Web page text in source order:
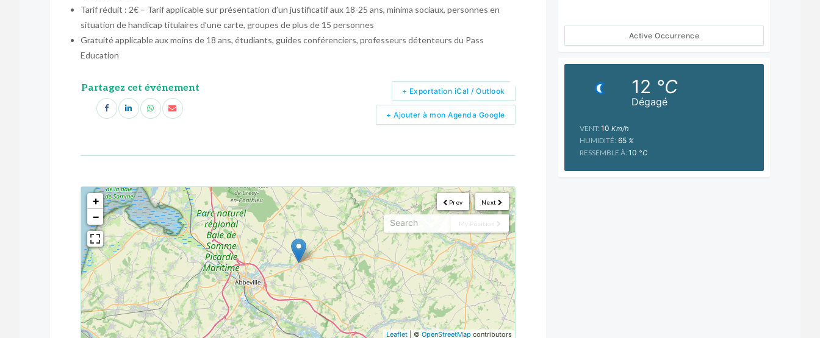
Tarif réduit : 2€ – Tarif applicable sur présentation d’un justificatif aux 18-25 ans, minima sociaux, personnes en
situation de handicap titulaires d’une carte, groupes de plus de 15 personnes
Gratuité applicable aux moins de 18 ans, étudiants, guides conférenciers, professeurs détenteurs du Pass
Education
Partagez cet événement
+ Ajouter à mon Agenda Google
+ Exportation iCal / Outlook
Next
Prev
My Position
<!---->
+
−
Leaflet| © OpenStreetMap contributors
Active Occurrence
Dégagé
12 °C
VENT: 10 Km/h
HUMIDITÉ: 65%
RESSEMBLE À: 10 °C